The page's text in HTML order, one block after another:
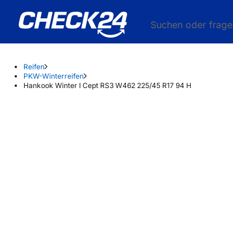
Suchen oder
Reifen
PKW-Winterreifen
Hankook Winter I Cept RS3 W462 225/45 R17 94 H